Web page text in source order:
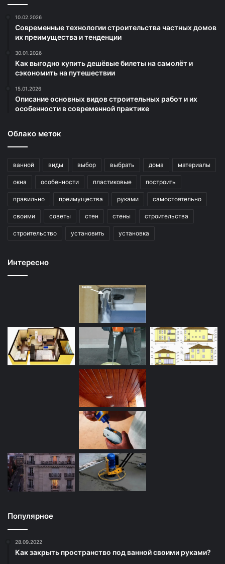
10.02.2026
Современные технологии строительства частных домов
их преимущества и тенденции
30.01.2026
Как выгодно купить дешёвые билеты на самолёт и
сэкономить на путешествии
15.01.2026
Описание основных видов строительных работ и их
особенности в современной практике
Облако меток
ванной виды выбор выбрать дома материалы
окна особенности пластиковые построить
правильно преимущества руками самостоятельно
своими советы стен стены строительства
строительство установить установка
Интересно
Популярное
28.09.2022
Как закрыть пространство под ванной своими руками?